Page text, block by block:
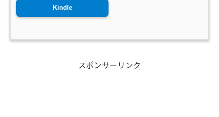
Kindle
スポンサーリンク